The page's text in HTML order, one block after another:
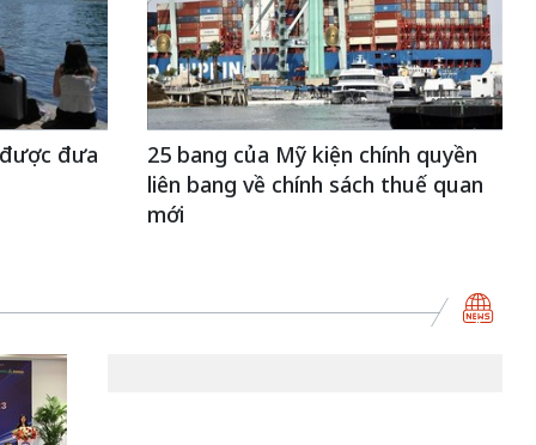
đưa
25 bang của Mỹ kiện chính quyền
liên bang về chính sách thuế quan
mới